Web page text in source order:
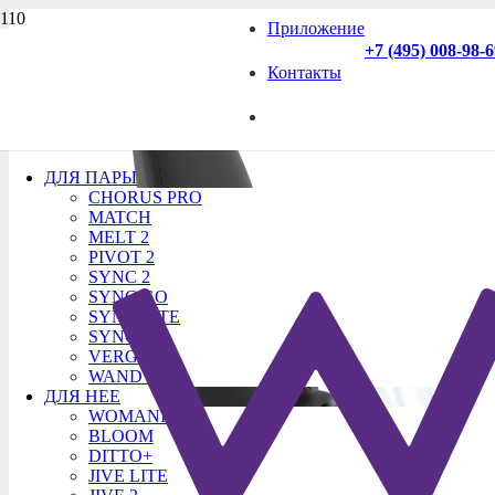
Приложение
Контакты
+7 (495) 008-98-
ДЛЯ ПАРЫ
CHORUS PRO
MATCH
MELT 2
PIVOT 2
SYNC 2
SYNC GO
SYNC LITE
SYNC O
VERGE 2
WAND 2
ДЛЯ НЕЕ
WOMANIZER
BLOOM
DITTO+
JIVE LITE